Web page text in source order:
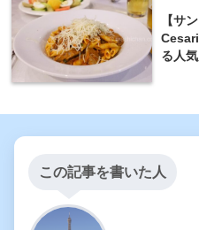
【サ
る人
この記事を書いた人